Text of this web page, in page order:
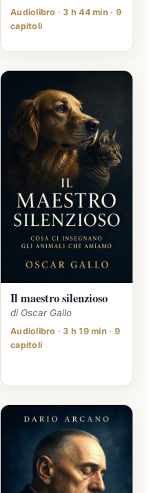
Audiolibro · 3 h 44 min · 9
capitoli
Il maestro silenzioso
di Oscar Gallo
Audiolibro · 3 h 19 min · 9
capitoli